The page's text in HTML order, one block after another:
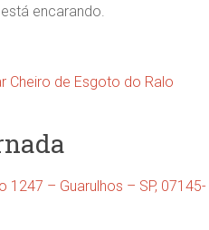
encarando.
Cheiro de Esgoto do Ralo
1247 – Guarulhos – SP, 07145-